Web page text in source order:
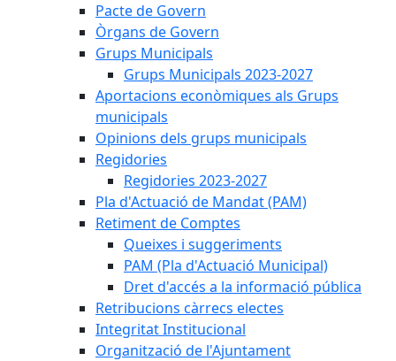
Pacte de Govern
Òrgans de Govern
Grups Municipals
Grups Municipals 2023-2027
Aportacions econòmiques als Grups
municipals
Opinions dels grups municipals
Regidories
Regidories 2023-2027
Pla d'Actuació de Mandat (PAM)
Retiment de Comptes
Queixes i suggeriments
PAM (Pla d'Actuació Municipal)
Dret d'accés a la informació pública
Retribucions càrrecs electes
Integritat Institucional
Organització de l'Ajuntament